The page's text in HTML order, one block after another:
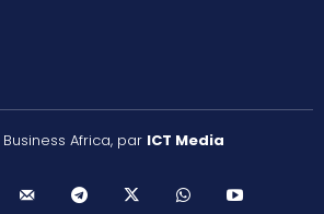
Africa, par ICT Media